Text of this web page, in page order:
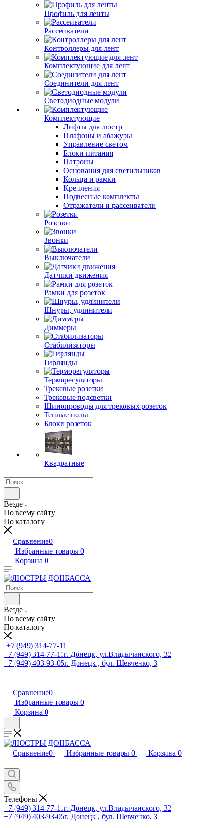
Профиль для ленты
Рассеиватели
Контроллеры для лент
Комплектующие для лент
Соединители для лент
Светодиодные модули
Комплектующие
Лифты для люстр
Плафоны и абажуры
Управление светом
Блоки питания
Патроны
Основания для светильников
Кольца и рамки
Крепления
Подвесные комплекты
Отражатели и рассеиватели
Розетки
Звонки
Выключатели
Датчики движения
Рамки для розеток
Шнуры, удлинители
Диммеры
Стабилизаторы
Гирлянды
Терморегуляторы
Трековые розетки
Трековые подсветки
Шинопроводы для трековых розеток
Теплые полы
Блоки розеток
Квадратные
Везде
По всему сайту
По каталогу
Сравнение0
Избранные товары 0
Корзина 0
Везде
По всему сайту
По каталогу
+7 (949) 314-77-11
+7 (949) 314-77-11г. Донецк, ул.Владычанского, 32
+7 (949) 403-93-05г. Донецк , бул. Шевченко, 3
Сравнение0
Избранные товары 0
Корзина 0
Сравнение0 Избранные товары 0 Корзина 0
Телефоны
+7 (949) 314-77-11г. Донецк, ул.Владычанского, 32
+7 (949) 403-93-05г. Донецк , бул. Шевченко, 3